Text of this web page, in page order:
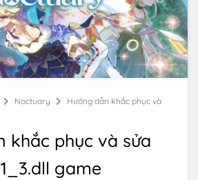
Noctuary
Hướng dẫn khắc phục và
khắc phục và sửa
game